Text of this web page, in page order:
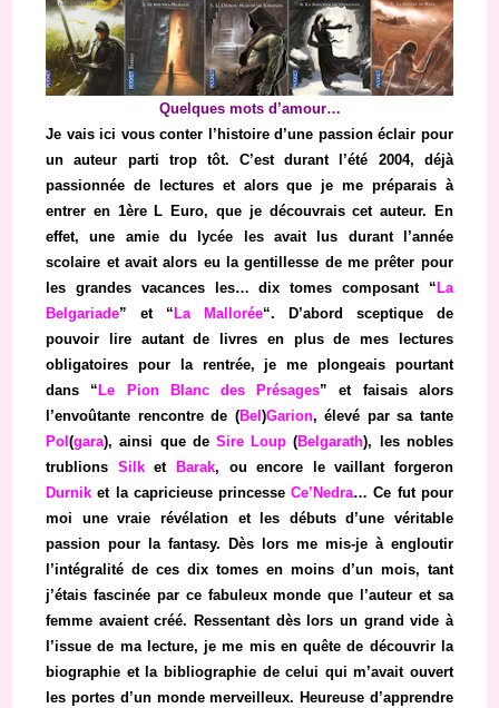
Quelques mots d’amour…
Je vais ici vous conter l’histoire d’une passion éclair pour
un auteur parti trop tôt. C’est durant l’été 2004, déjà
passionnée de lectures et alors que je me préparais à
entrer en 1ère L Euro, que je découvrais cet auteur. En
effet, une amie du lycée les avait lus durant l’année
scolaire et avait alors eu la gentillesse de me prêter pour
les grandes vacances les… dix tomes composant “ La
Belgariade” et “ La Mallorée“. D’abord sceptique de
pouvoir lire autant de livres en plus de mes lectures
obligatoires pour la rentrée, je me plongeais pourtant
dans “ Le Pion Blanc des Présages” et faisais alors
l’envoûtante rencontre de (Bel )Garion, élevé par sa tante
Pol(gara), ainsi que de Sire Loup (Belgarath), les nobles
trublions Silket Barak, ou encore le vaillant forgeron
Durnik et la capricieuse princesseCe’Nedra… Ce fut pour
moi une vraie révélation et les débuts d’une véritable
passion pour la fantasy. Dès lors me mis-je à engloutir
l’intégralité de ces dix tomes en moins d’un mois, tant
j’étais fascinée par ce fabuleux monde que l’auteur et sa
femme avaient créé. Ressentant dès lors un grand vide à
l’issue de ma lecture, je me mis en quête de découvrir la
biographie et la bibliographie de celui qui m’avait ouvert
les portes d’un monde merveilleux. Heureuse d’apprendre